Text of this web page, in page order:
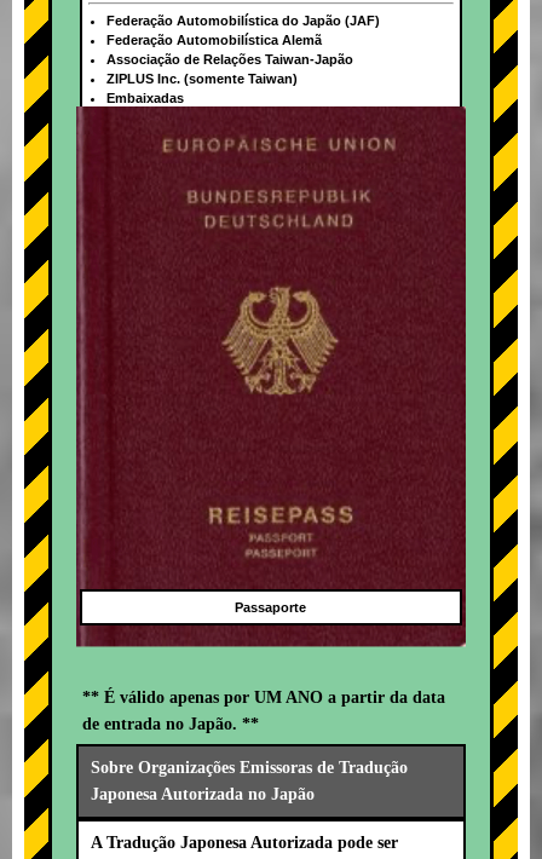
+
Federação Automobilística do Japão (JAF)
Federação Automobilística Alemã
Associação de Relações Taiwan-Japão
ZIPLUS Inc. (somente Taiwan)
Embaixadas
Passaporte
** É válido apenas por UM ANO a partir da data
de entrada no Japão. **
Sobre Organizações Emissoras de Tradução
Japonesa Autorizada no Japão
A Tradução Japonesa Autorizada pode ser